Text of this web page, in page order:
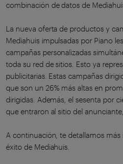
combinación de datos de
La nueva oferta de productos y
Mediahuis impulsadas por Piano
campañas personalizadas
toda su red de sitios. Esto ya
publicitarias. Estas campañas
que son un 26% más altas en
dirigidas. Además, el sesenta por
que entraron al sitio del
A continuación, te detallamos
éxito de Mediahuis.